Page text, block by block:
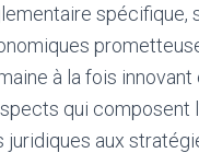
spécifique,
à la fois
qui composent
juridiques aux